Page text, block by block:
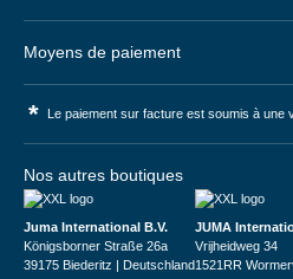
Moyens de paiement
* Le paiement sur facture est soumis à une
Nos autres boutiques
Juma International B.V.
Königsborner Straße 26a
39175 Biederitz | Deutschland
JUMA
Vrijheidweg 34
1521RR